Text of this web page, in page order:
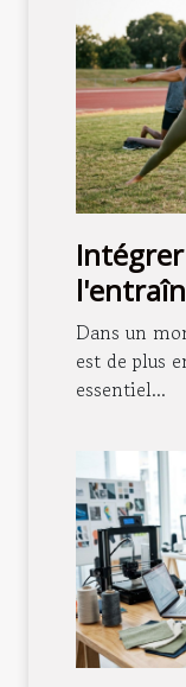
mieux
Dans un
est de plus
essentiel...